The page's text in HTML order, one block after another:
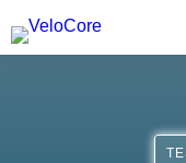
Partnerprogramm